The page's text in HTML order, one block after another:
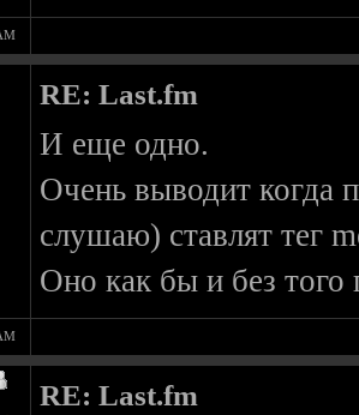
RE: Last.fm
И еще одно.
Очень выводит когда
слушаю) ставлят тег
Оно как бы и без того
RE: Last.fm